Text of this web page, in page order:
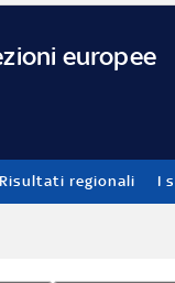
europee
Risultati regionali I